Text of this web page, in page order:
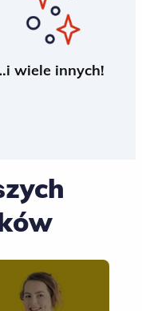
wiele innych!